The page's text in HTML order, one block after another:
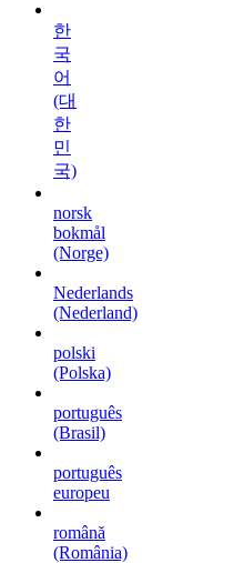
한
국
어
(대
한
민
국)
norsk
bokmål
(Norge)
Nederlands
(Nederland)
polski
(Polska)
português
(Brasil)
português
europeu
română
(România)